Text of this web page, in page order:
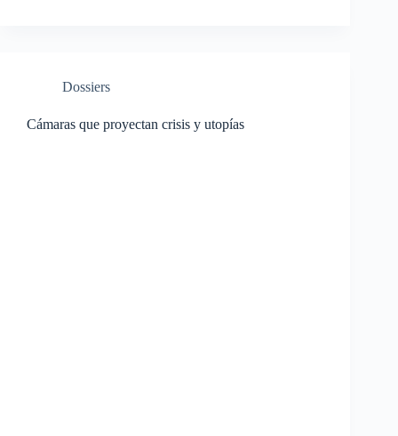
Dossiers
Cámaras que proyectan crisis y utopías